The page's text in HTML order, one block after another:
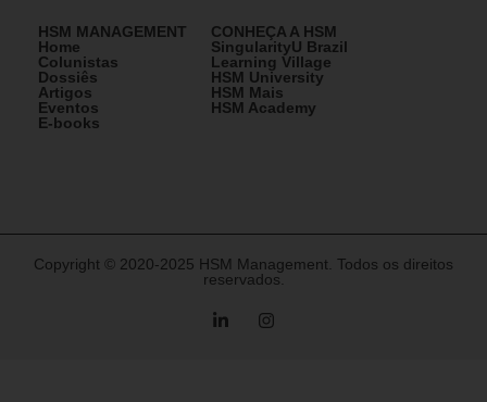
HSM MANAGEMENT
Home
Colunistas
Dossiês
Artigos
Eventos
E-books
CONHEÇA A HSM
SingularityU Brazil
Learning Village
HSM University
HSM Mais
HSM Academy
Copyright © 2020-2025 HSM Management. Todos os direitos
reservados.